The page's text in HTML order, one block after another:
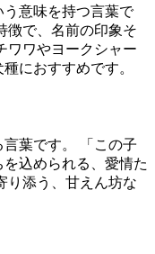
意味を持つ言葉で
徴で、名前の印象そ
ワワやヨークシャー
におすすめです。
葉です。 「この子
込められる、愛情た
り添う、甘えん坊な